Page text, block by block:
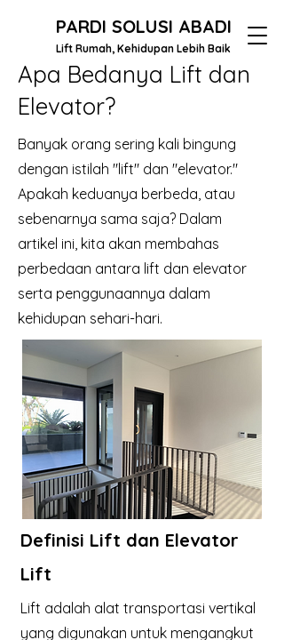
PARDI SOLUSI ABADI
Lift Rumah, Kehidupan Lebih Baik
Apa Bedanya Lift dan
Elevator?
Banyak orang sering kali bingung
dengan istilah "lift" dan "elevator."
Apakah keduanya berbeda, atau
sebenarnya sama saja? Dalam
artikel ini, kita akan membahas
perbedaan antara lift dan elevator
serta penggunaannya dalam
kehidupan sehari-hari.
Definisi Lift dan Elevator
Lift
Lift adalah alat transportasi vertikal
yang digunakan untuk mengangkut